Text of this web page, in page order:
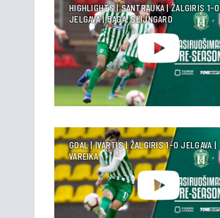
HIGHLIGHTS | SANTRAUKA | ŽALGIRIS 1-0
JELGAVA | BAGA, SLIJNGARD
GOAL | ĮVARTIS | ŽALGIRIS 1-0 JELGAVA |
VAREIKA